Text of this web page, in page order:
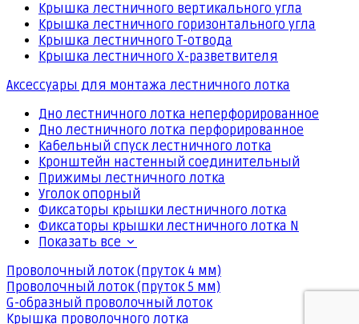
Крышка лестничного вертикального угла
Крышка лестничного горизонтального угла
Крышка лестничного Т-отвода
Крышка лестничного Х-разветвителя
Аксессуары для монтажа лестничного лотка
Дно лестничного лотка неперфорированное
Дно лестничного лотка перфорированное
Кабельный спуск лестничного лотка
Кронштейн настенный соединительный
Прижимы лестничного лотка
Уголок опорный
Фиксаторы крышки лестничного лотка
Фиксаторы крышки лестничного лотка N
Показать все
Проволочный лоток (пруток 4 мм)
Проволочный лоток (пруток 5 мм)
G-образный проволочный лоток
Крышка проволочного лотка